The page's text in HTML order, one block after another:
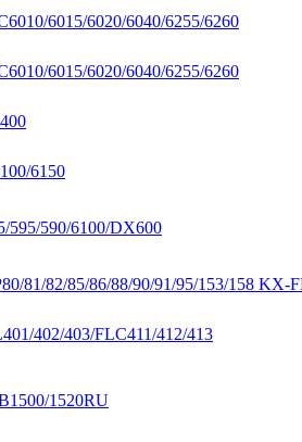
6015/6020/6040/6255/6260
6015/6020/6040/6255/6260
6150
595/590/6100/DX600
81/82/85/86/88/90/91/95/153/158 KX-
402/403/FLC411/412/413
1520RU